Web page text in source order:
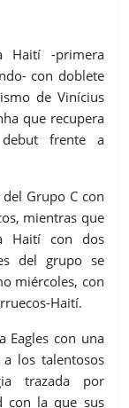
Haití -primera
con doblete
de Vinícius
que recupera
debut frente a
Grupo C con
mientras que
Haití con dos
del grupo se
miércoles, con
Haití.
Eagles con una
los talentosos
trazada por
con la que sus